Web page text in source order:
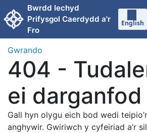
Neidio i'r prif gynnwy
Bwrdd Iechyd
Prifysgol Caerdydd a'r
Fro
English
Gwrando
404 -
ei darganfod
Gall hyn olygu eich bod wedi
anghywir. Gwiriwch y cyfeiriad a’r